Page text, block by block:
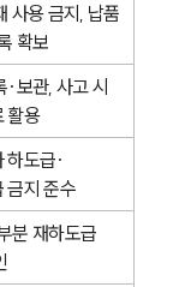
사용 금지, 납품
확보
·보관, 사고 시
활용
하도급·
금지 준수
분 재하도급